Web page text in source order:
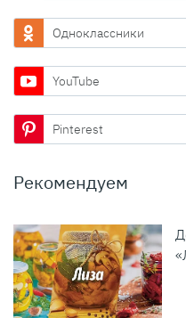
Одноклассники
YouTube
Pinterest
Рекомендуем